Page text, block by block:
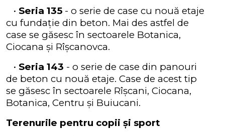
• Seria 135 - o serie de case cu nouă etaje
cu fundație din beton. Mai des astfel de
case se găsesc în sectoarele Botanica,
Ciocana și Rîșcanovca.
• Seria 143 - o serie de case din panouri
de beton cu nouă etaje. Case de acest tip
se găsesc în sectoarele Rîșcani, Ciocana,
Botanica, Centru și Buiucani.
Terenurile pentru copii și sport